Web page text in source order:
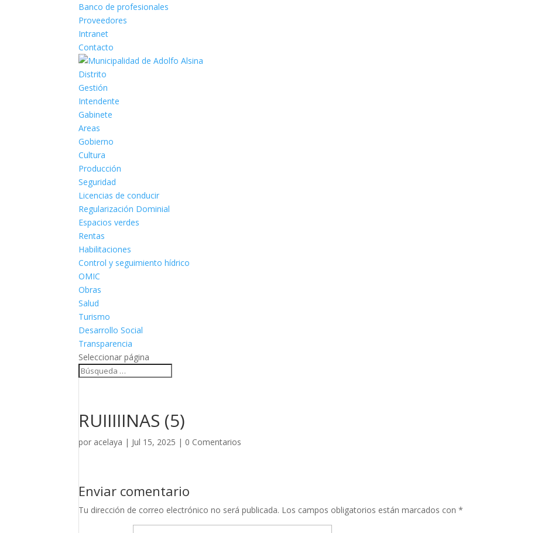
Banco de profesionales
Proveedores
Intranet
Contacto
Distrito
Gestión
Intendente
Gabinete
Areas
Gobierno
Cultura
Producción
Seguridad
Licencias de conducir
Regularización Dominial
Espacios verdes
Rentas
Habilitaciones
Control y seguimiento hídrico
OMIC
Obras
Salud
Turismo
Desarrollo Social
Transparencia
Seleccionar página
RUIIIIINAS (5)
por acelaya | Jul 15, 2025 | 0 Comentarios
Enviar comentario
Tu dirección de correo electrónico no será publicada. Los campos obligatorios están marcados con*